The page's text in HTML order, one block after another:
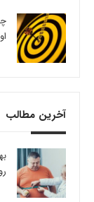
آخرین مطالب